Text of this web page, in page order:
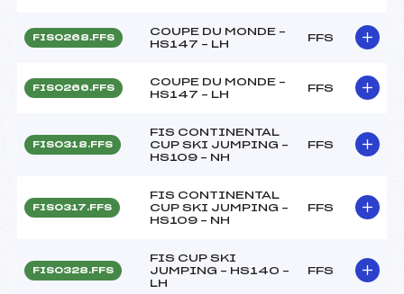
FIS0268.FFS
COUPE DU MONDE –
HS147 – LH
FFS
FIS0266.FFS
COUPE DU MONDE –
HS147 – LH
FFS
FIS0318.FFS
FIS CONTINENTAL
CUP SKI JUMPING –
HS109 – NH
FFS
FIS0317.FFS
FIS CONTINENTAL
CUP SKI JUMPING –
HS109 – NH
FFS
FIS0328.FFS
FIS CUP SKI
JUMPING – HS140 –
LH
FFS